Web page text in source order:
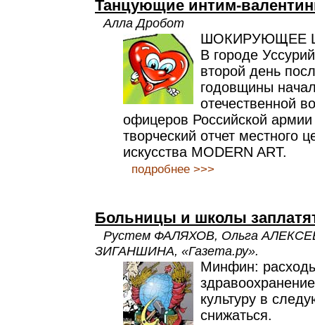
Танцующие интим-
Алла Дробот
ШОКИРУЮЩЕЕ
В городе
второй день
годовщины
отечественной
офицеров Российской
творческий отчет местного
искусства MODERN ART.
подробнее >>>
Больницы и школы
Рустем ФАЛЯХОВ, Ольга
ЗИГАНШИНА, «Газета.ру».
Минфин:
культуру в
снижаться.